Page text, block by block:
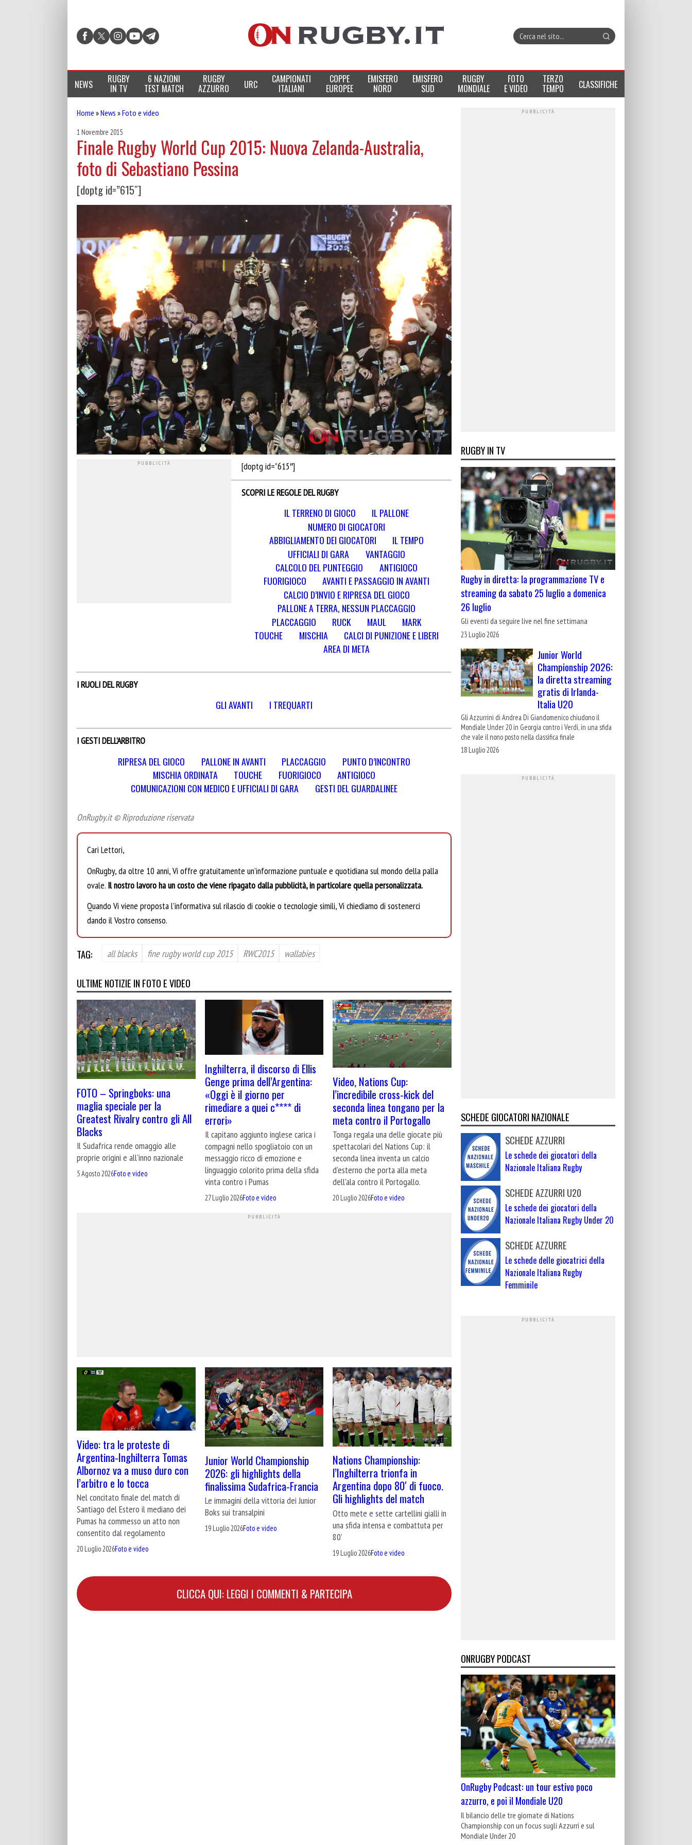
NEWS RUGBY
IN TV
6 NAZIONI
TEST MATCH
RUGBY
AZZURRO URC CAMPIONATI
ITALIANI
COPPE
EUROPEE
EMISFERO
NORD
EMISFERO
SUD
RUGBY
MONDIALE
FOTO
E VIDEO
TERZO
TEMPO CLASSIFICHE
Home »News »Foto e video
1 Novembre 2015
Finale Rugby World Cup 2015: Nuova Zelanda-Australia,
foto di Sebastiano Pessina
[doptg id=”615″]
[doptg id=”615″]
SCOPRI LE REGOLE DEL RUGBY
IL TERRENO DI GIOCO
IL PALLONE
NUMERO DI GIOCATORI
ABBIGLIAMENTO DEI GIOCATORI
IL TEMPO
UFFICIALI DI GARA
VANTAGGIO
CALCOLO DEL PUNTEGGIO
ANTIGIOCO
FUORIGIOCO
AVANTI E PASSAGGIO IN AVANTI
CALCIO D’INVIO E RIPRESA DEL GIOCO
PALLONE A TERRA, NESSUN PLACCAGGIO
PLACCAGGIO
RUCK MAUL
MARK
TOUCHE
MISCHIA
CALCI DI PUNIZIONE E LIBERI
AREA DI META
I RUOLI DEL RUGBY
GLI AVANTI I TREQUARTI
I GESTI DELL’ARBITRO
RIPRESA DEL GIOCO PALLONE IN AVANTI PLACCAGGIO
PUNTO D’INCONTRO
MISCHIA ORDINATA
TOUCHE FUORIGIOCO
ANTIGIOCO
COMUNICAZIONI CON MEDICO E UFFICIALI DI GARA
GESTI DEL GUARDALINEE
OnRugby.it © Riproduzione riservata
Cari Lettori,
OnRugby, da oltre 10 anni, Vi offre gratuitamente un’informazione puntuale e quotidiana sul mondo della palla
ovale. Il nostro lavoro ha un costo che viene ripagato dalla pubblicità, in particolare quella personalizzata.
Quando Vi viene proposta l’informativa sul rilascio di cookie o tecnologie simili, Vi chiediamo di sostenerci
dando il Vostro consenso.
TAG: all blacks fine rugby world cup 2015 RWC2015 wallabies
ULTIME NOTIZIE IN FOTO E VIDEO
FOTO – Springboks: una
maglia speciale per la
Greatest Rivalry contro gli All
Blacks
Il Sudafrica rende omaggio alle
proprie origini e all'inno nazionale
5 Agosto 2026Foto e video
Inghilterra, il discorso di Ellis
Genge prima dell’Argentina:
«Oggi è il giorno per
rimediare a quei c**** di
errori»
Il capitano aggiunto inglese carica i
compagni nello spogliatoio con un
messaggio ricco di emozione e
linguaggio colorito prima della sfida
vinta contro i Pumas
27 Luglio 2026Foto e video
Video, Nations Cup:
l’incredibile cross-kick del
seconda linea tongano per la
meta contro il Portogallo
Tonga regala una delle giocate più
spettacolari del Nations Cup: il
seconda linea inventa un calcio
d'esterno che porta alla meta
dell'ala contro il Portogallo.
20 Luglio 2026Foto e video
Video: tra le proteste di
Argentina-Inghilterra Tomas
Albornoz va a muso duro con
l’arbitro e lo tocca
Nel concitato finale del match di
Santiago del Estero il mediano dei
Pumas ha commesso un atto non
consentito dal regolamento
20 Luglio 2026Foto e video
Junior World Championship
2026: gli highlights della
finalissima Sudafrica-Francia
Le immagini della vittoria dei Junior
Boks sui transalpini
19 Luglio 2026Foto e video
Nations Championship:
l’Inghilterra trionfa in
Argentina dopo 80′ di fuoco.
Gli highlights del match
Otto mete e sette cartellini gialli in
una sfida intensa e combattuta per
80'
19 Luglio 2026Foto e video
CLICCA QUI: LEGGI I COMMENTI & PARTECIPA
RUGBY IN TV
Rugby in diretta: la programmazione TV e
streaming da sabato 25 luglio a domenica
26 luglio
Gli eventi da seguire live nel fine settimana
23 Luglio 2026
Junior World
Championship 2026:
la diretta streaming
gratis di Irlanda-
Italia U20
Gli Azzurrini di Andrea Di Giandomenico chiudono il
Mondiale Under 20 in Georgia contro i Verdi, in una sfida
che vale il nono posto nella classifica finale
18 Luglio 2026
SCHEDE GIOCATORI NAZIONALE
SCHEDE AZZURRI
Le schede dei giocatori della
Nazionale Italiana Rugby
SCHEDE AZZURRI U20
Le schede dei giocatori della
Nazionale Italiana Rugby Under 20
SCHEDE AZZURRE
Le schede delle giocatrici della
Nazionale Italiana Rugby
Femminile
ONRUGBY PODCAST
OnRugby Podcast: un tour estivo poco
azzurro, e poi il Mondiale U20
Il bilancio delle tre giornate di Nations
Championship con un focus sugli Azzurri e sul
Mondiale Under 20